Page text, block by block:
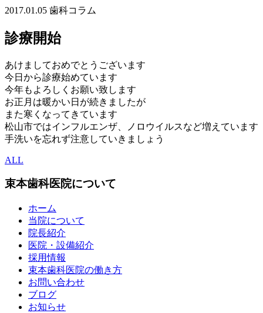
2017.01.05 歯科コラム
診療開始
あけましておめでとうございます
今日から診療始めています
今年もよろしくお願い致します
お正月は暖かい日が続きましたが
また寒くなってきています
松山市ではインフルエンザ、ノロウイルスなど増えています
手洗いを忘れず注意していきましょう
ALL
束本歯科医院について
ホーム
当院について
院長紹介
医院・設備紹介
採用情報
束本歯科医院の働き方
お問い合わせ
ブログ
お知らせ